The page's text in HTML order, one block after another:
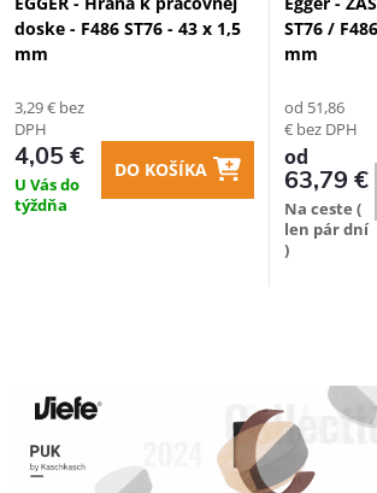
doske - F486 ST76 - 43 x 1,5
mm
3,29 € bez
DPH
4,05 €
U Vás do
týždňa
DO KOŠÍKA
ST76 /
mm
od 51,86
€ bez DPH
od
63,79 €
Na ceste (
len pár dní
)